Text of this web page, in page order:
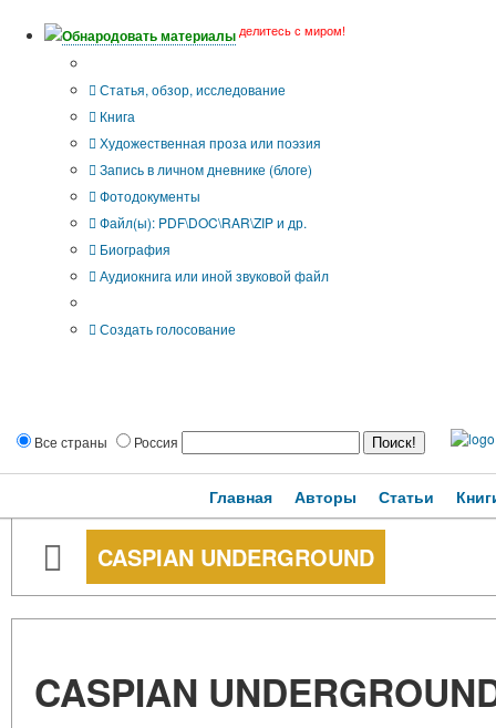
Обнародовать материалы делитесь с миром!
Статья, обзор, исследование
Книга
Художественная проза или поэзия
Запись в личном дневнике (блоге)
Фотодокументы
Файл(ы): PDF\DOC\RAR\ZIP и др.
Биография
Аудиокнига или иной звуковой файл
Создать голосование
Все страны Россия
Главная Авторы Статьи
CASPIAN UNDERGROUND
CASPIAN